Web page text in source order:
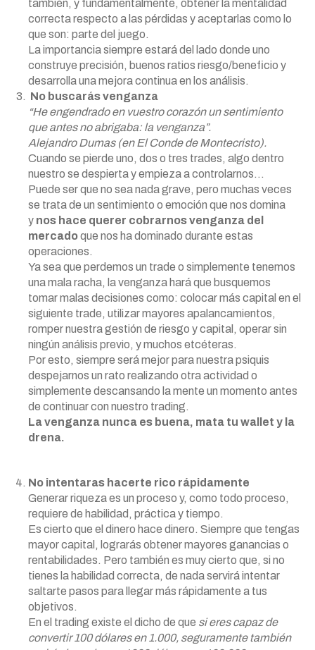
también, y fundamentalmente, obtener la mentalidad
correcta respecto a las pérdidas y aceptarlas como lo
que son: parte del juego.
La importancia siempre estará del lado donde uno
construye precisión, buenos ratios riesgo/beneficio y
desarrolla una mejora continua en los análisis.
No buscarás venganza
“He engendrado en vuestro corazón un sentimiento
que antes no abrigaba: la venganza”.
Alejandro Dumas (en El Conde de Montecristo).
Cuando se pierde uno, dos o tres trades, algo dentro
nuestro se despierta y empieza a controlarnos…
Puede ser que no sea nada grave, pero muchas veces
se trata de un sentimiento o emoción que nos domina
y nos hace querer cobrarnos venganza del
mercadoque nos ha dominado durante estas
operaciones.
Ya sea que perdemos un trade o simplemente tenemos
una mala racha, la venganza hará que busquemos
tomar malas decisiones como: colocar más capital en el
siguiente trade, utilizar mayores apalancamientos,
romper nuestra gestión de riesgo y capital, operar sin
ningún análisis previo, y muchos etcéteras.
Por esto, siempre será mejor para nuestra psiquis
despejarnos un rato realizando otra actividad o
simplemente descansando la mente un momento antes
de continuar con nuestro trading.
La venganza nunca es buena, mata tu wallet y la
drena.
No intentaras hacerte rico rápidamente
Generar riqueza es un proceso y, como todo proceso,
requiere de habilidad, práctica y tiempo.
Es cierto que el dinero hace dinero. Siempre que tengas
mayor capital, lograrás obtener mayores ganancias o
rentabilidades. Pero también es muy cierto que, si no
tienes la habilidad correcta, de nada servirá intentar
saltarte pasos para llegar más rápidamente a tus
objetivos.
En el trading existe el dicho de que si eres capaz de
convertir 100 dólares en 1.000, seguramente también